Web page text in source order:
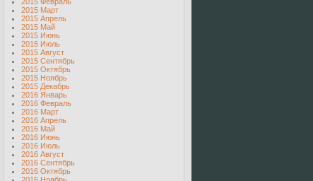
2015 Март
2015 Апрель
2015 Май
2015 Июнь
2015 Июль
2015 Август
2015 Сентябрь
2015 Октябрь
2015 Ноябрь
2015 Декабрь
2016 Январь
2016 Февраль
2016 Март
2016 Апрель
2016 Май
2016 Июнь
2016 Июль
2016 Август
2016 Сентябрь
2016 Октябрь